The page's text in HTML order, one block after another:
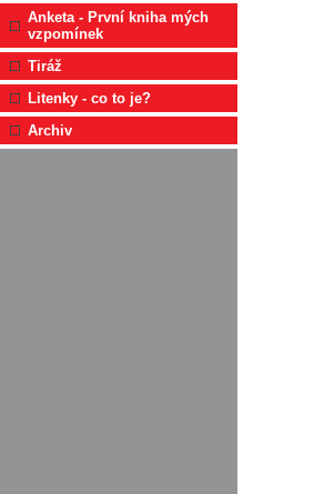
Anketa - První kniha mých
vzpomínek
Tiráž
Litenky - co to je?
Archiv